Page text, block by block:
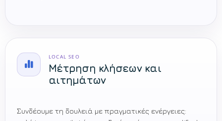
LOCAL SEO
Μέτρηση κλήσεων και
αιτημάτων
Συνδέουμε τη δουλειά με πραγματικές ενέργειες: